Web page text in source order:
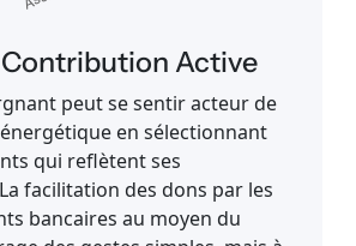
Contribution Active
peut se sentir acteur de
en sélectionnant
qui reflètent ses
facilitation des dons par les
bancaires au moyen du